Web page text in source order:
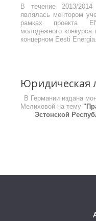
В течение 2013/
являлась ментором
рамках проекта
молодежного конкурса
концерном Eesti Energia.
Юридическая
В Германии издана
Мелиховой на тему
Эстонской